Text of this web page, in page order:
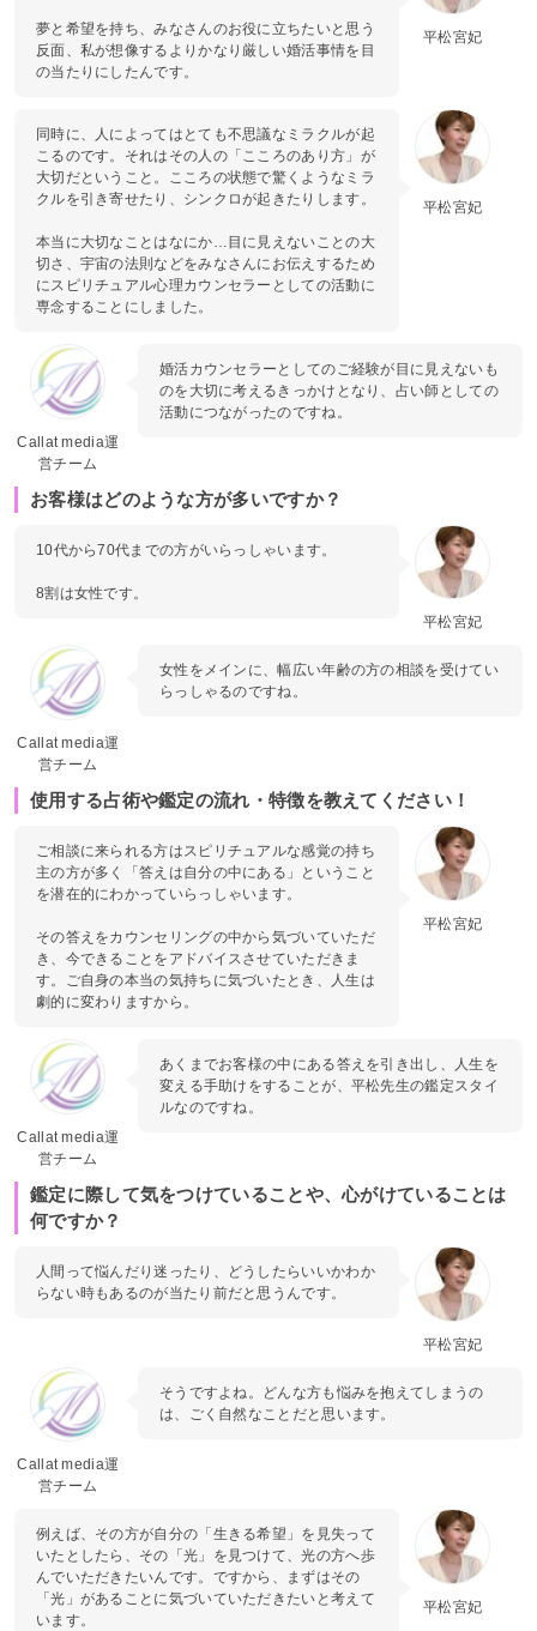
平松宮妃
夢と希望を持ち、みなさんのお役に立ちたいと思う
反面、私が想像するよりかなり厳しい婚活事情を目
の当たりにしたんです。
平松宮妃
同時に、人によってはとても不思議なミラクルが起
こるのです。それはその人の「こころのあり方」が
大切だということ。こころの状態で驚くようなミラ
クルを引き寄せたり、シンクロが起きたりします。
本当に大切なことはなにか…目に見えないことの大
切さ、宇宙の法則などをみなさんにお伝えするため
にスピリチュアル心理カウンセラーとしての活動に
専念することにしました。
Callat media運
営チーム
婚活カウンセラーとしてのご経験が目に見えないも
のを大切に考えるきっかけとなり、占い師としての
活動につながったのですね。
お客様はどのような方が多いですか？
平松宮妃
10代から70代までの方がいらっしゃいます。
8割は女性です。
Callat media運
営チーム
女性をメインに、幅広い年齢の方の相談を受けてい
らっしゃるのですね。
使用する占術や鑑定の流れ・特徴を教えてください！
平松宮妃
ご相談に来られる方はスピリチュアルな感覚の持ち
主の方が多く「答えは自分の中にある」ということ
を潜在的にわかっていらっしゃいます。
その答えをカウンセリングの中から気づいていただ
き、今できることをアドバイスさせていただきま
す。ご自身の本当の気持ちに気づいたとき、人生は
劇的に変わりますから。
Callat media運
営チーム
あくまでお客様の中にある答えを引き出し、人生を
変える手助けをすることが、平松先生の鑑定スタイ
ルなのですね。
鑑定に際して気をつけていることや、心がけていることは
何ですか？
平松宮妃
人間って悩んだり迷ったり、どうしたらいいかわか
らない時もあるのが当たり前だと思うんです。
Callat media運
営チーム
そうですよね。どんな方も悩みを抱えてしまうの
は、ごく自然なことだと思います。
平松宮妃
例えば、その方が自分の「生きる希望」を見失って
いたとしたら、その「光」を見つけて、光の方へ歩
んでいただきたいんです。ですから、まずはその
「光」があることに気づいていただきたいと考えて
います。